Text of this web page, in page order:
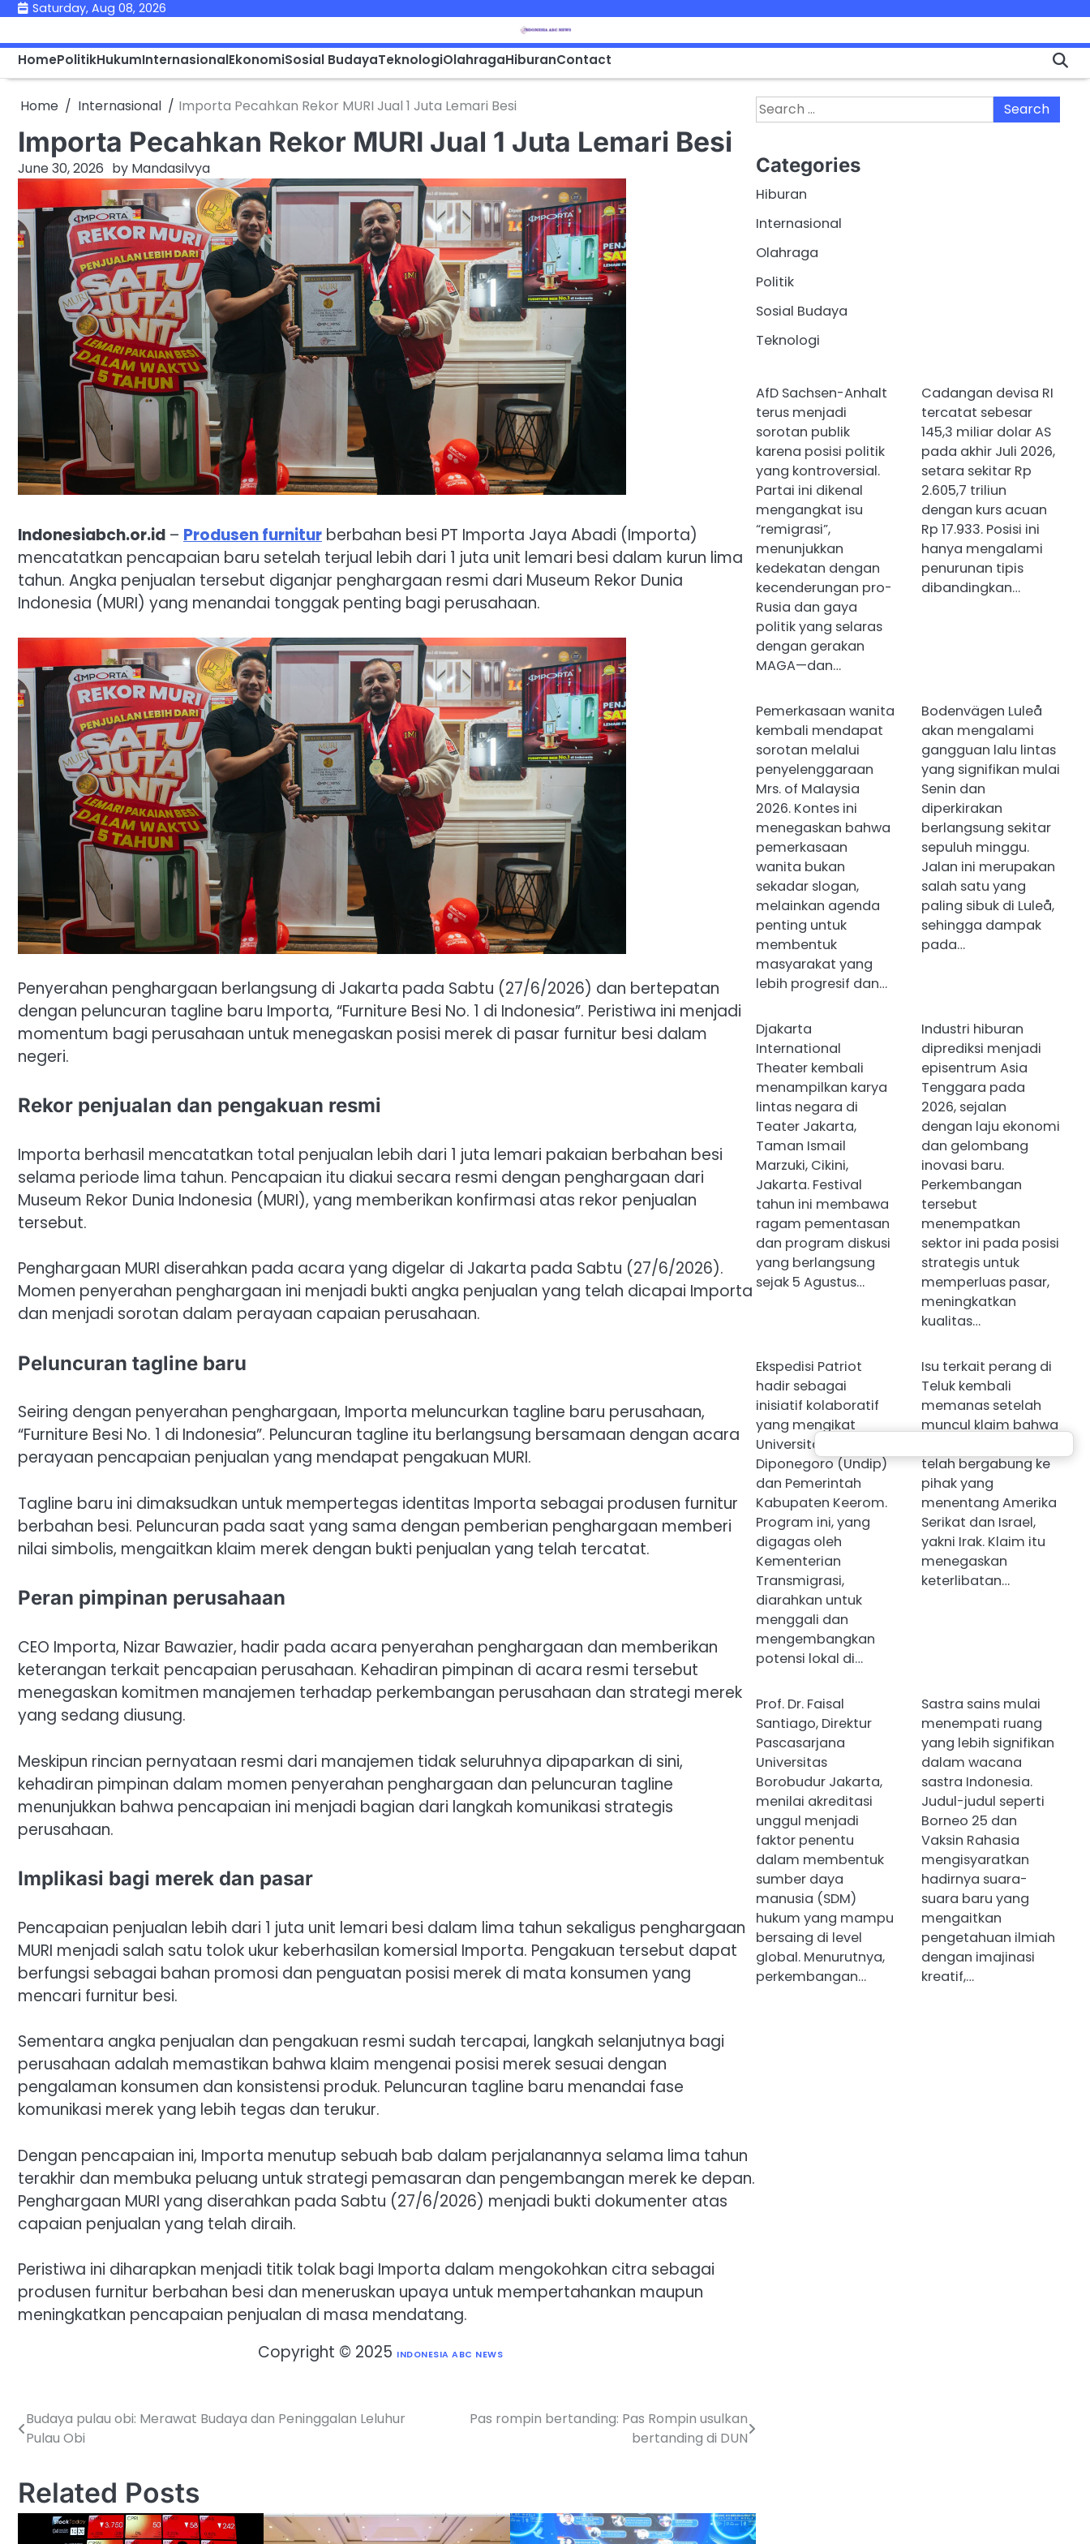
Skip
content
Saturday, Aug 08, 2026
HomePolitikHukumInternasionalEkonomiSosial BudayaTeknologiOlahragaHiburanContact
Home Internasional Importa Pecahkan Rekor MURI Jual 1 Juta Lemari Besi
Importa Pecahkan Rekor MURI Jual 1 Juta Lemari Besi
June 30, 2026 by Mandasilvya
Indonesiabch.or.id – Produsen furnitur berbahan besi PT Importa Jaya Abadi (Importa)
mencatatkan pencapaian baru setelah terjual lebih dari 1 juta unit lemari besi dalam kurun lima
tahun. Angka penjualan tersebut diganjar penghargaan resmi dari Museum Rekor Dunia
Indonesia (MURI) yang menandai tonggak penting bagi perusahaan.
Penyerahan penghargaan berlangsung di Jakarta pada Sabtu (27/6/2026) dan bertepatan
dengan peluncuran tagline baru Importa, “Furniture Besi No. 1 di Indonesia”. Peristiwa ini menjadi
momentum bagi perusahaan untuk menegaskan posisi merek di pasar furnitur besi dalam
negeri.
Rekor penjualan dan pengakuan resmi
Importa berhasil mencatatkan total penjualan lebih dari 1 juta lemari pakaian berbahan besi
selama periode lima tahun. Pencapaian itu diakui secara resmi dengan penghargaan dari
Museum Rekor Dunia Indonesia (MURI), yang memberikan konfirmasi atas rekor penjualan
tersebut.
Penghargaan MURI diserahkan pada acara yang digelar di Jakarta pada Sabtu (27/6/2026).
Momen penyerahan penghargaan ini menjadi bukti angka penjualan yang telah dicapai Importa
dan menjadi sorotan dalam perayaan capaian perusahaan.
Peluncuran tagline baru
Seiring dengan penyerahan penghargaan, Importa meluncurkan tagline baru perusahaan,
“Furniture Besi No. 1 di Indonesia”. Peluncuran tagline itu berlangsung bersamaan dengan acara
perayaan pencapaian penjualan yang mendapat pengakuan MURI.
Tagline baru ini dimaksudkan untuk mempertegas identitas Importa sebagai produsen furnitur
berbahan besi. Peluncuran pada saat yang sama dengan pemberian penghargaan memberi
nilai simbolis, mengaitkan klaim merek dengan bukti penjualan yang telah tercatat.
Peran pimpinan perusahaan
CEO Importa, Nizar Bawazier, hadir pada acara penyerahan penghargaan dan memberikan
keterangan terkait pencapaian perusahaan. Kehadiran pimpinan di acara resmi tersebut
menegaskan komitmen manajemen terhadap perkembangan perusahaan dan strategi merek
yang sedang diusung.
Meskipun rincian pernyataan resmi dari manajemen tidak seluruhnya dipaparkan di sini,
kehadiran pimpinan dalam momen penyerahan penghargaan dan peluncuran tagline
menunjukkan bahwa pencapaian ini menjadi bagian dari langkah komunikasi strategis
perusahaan.
Implikasi bagi merek dan pasar
Pencapaian penjualan lebih dari 1 juta unit lemari besi dalam lima tahun sekaligus penghargaan
MURI menjadi salah satu tolok ukur keberhasilan komersial Importa. Pengakuan tersebut dapat
berfungsi sebagai bahan promosi dan penguatan posisi merek di mata konsumen yang
mencari furnitur besi.
Sementara angka penjualan dan pengakuan resmi sudah tercapai, langkah selanjutnya bagi
perusahaan adalah memastikan bahwa klaim mengenai posisi merek sesuai dengan
pengalaman konsumen dan konsistensi produk. Peluncuran tagline baru menandai fase
komunikasi merek yang lebih tegas dan terukur.
Dengan pencapaian ini, Importa menutup sebuah bab dalam perjalanannya selama lima tahun
terakhir dan membuka peluang untuk strategi pemasaran dan pengembangan merek ke depan.
Penghargaan MURI yang diserahkan pada Sabtu (27/6/2026) menjadi bukti dokumenter atas
capaian penjualan yang telah diraih.
Peristiwa ini diharapkan menjadi titik tolak bagi Importa dalam mengokohkan citra sebagai
produsen furnitur berbahan besi dan meneruskan upaya untuk mempertahankan maupun
meningkatkan pencapaian penjualan di masa mendatang.
Copyright © 2025 INDONESIA ABC NEWS
Post
Budaya pulau obi: Merawat Budaya dan Peninggalan Leluhur
Pulau Obi
Pas rompin bertanding: Pas Rompin usulkan
bertanding di DUN
Related Posts
Search
for:
Categories
Hiburan
Internasional
Olahraga
Politik
Sosial Budaya
Teknologi
AfD Sachsen-Anhalt
terus menjadi
sorotan publik
karena posisi politik
yang kontroversial.
Partai ini dikenal
mengangkat isu
“remigrasi”,
menunjukkan
kedekatan dengan
kecenderungan pro-
Rusia dan gaya
politik yang selaras
dengan gerakan
MAGA—dan…
Cadangan devisa RI
tercatat sebesar
145,3 miliar dolar AS
pada akhir Juli 2026,
setara sekitar Rp
2.605,7 triliun
dengan kurs acuan
Rp 17.933. Posisi ini
hanya mengalami
penurunan tipis
dibandingkan…
Pemerkasaan wanita
kembali mendapat
sorotan melalui
penyelenggaraan
Mrs. of Malaysia
2026. Kontes ini
menegaskan bahwa
pemerkasaan
wanita bukan
sekadar slogan,
melainkan agenda
penting untuk
membentuk
masyarakat yang
lebih progresif dan…
Bodenvägen Luleå
akan mengalami
gangguan lalu lintas
yang signifikan mulai
Senin dan
diperkirakan
berlangsung sekitar
sepuluh minggu.
Jalan ini merupakan
salah satu yang
paling sibuk di Luleå,
sehingga dampak
pada…
Djakarta
International
Theater kembali
menampilkan karya
lintas negara di
Teater Jakarta,
Taman Ismail
Marzuki, Cikini,
Jakarta. Festival
tahun ini membawa
ragam pementasan
dan program diskusi
yang berlangsung
sejak 5 Agustus…
Industri hiburan
diprediksi menjadi
episentrum Asia
Tenggara pada
2026, sejalan
dengan laju ekonomi
dan gelombang
inovasi baru.
Perkembangan
tersebut
menempatkan
sektor ini pada posisi
strategis untuk
memperluas pasar,
meningkatkan
kualitas…
Ekspedisi Patriot
hadir sebagai
inisiatif kolaboratif
yang mengikat
Universitas
Diponegoro (Undip)
dan Pemerintah
Kabupaten Keerom.
Program ini, yang
digagas oleh
Kementerian
Transmigrasi,
diarahkan untuk
menggali dan
mengembangkan
potensi lokal di…
Isu terkait perang di
Teluk kembali
memanas setelah
muncul klaim bahwa
telah bergabung ke
pihak yang
menentang Amerika
Serikat dan Israel,
yakni Irak. Klaim itu
menegaskan
keterlibatan…
Prof. Dr. Faisal
Santiago, Direktur
Pascasarjana
Universitas
Borobudur Jakarta,
menilai akreditasi
unggul menjadi
faktor penentu
dalam membentuk
sumber daya
manusia (SDM)
hukum yang mampu
bersaing di level
global. Menurutnya,
perkembangan…
Sastra sains mulai
menempati ruang
yang lebih signifikan
dalam wacana
sastra Indonesia.
Judul-judul seperti
Borneo 25 dan
Vaksin Rahasia
mengisyaratkan
hadirnya suara-
suara baru yang
mengaitkan
pengetahuan ilmiah
dengan imajinasi
kreatif,…